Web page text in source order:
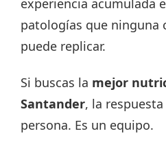
experiencia acumulada
patologías que ninguna
puede replicar.
Si buscas la mejor
Santander, la
persona. Es un equipo.